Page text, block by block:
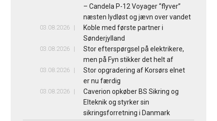
– Candela P-12 Voyager “flyver”
næsten lydløst og jævn over vandet
03.08.2026
Koble med første partner i
Sønderjylland
03.08.2026
Stor efterspørgsel på elektrikere,
men på Fyn stikker det helt af
03.08.2026
Stor opgradering af Korsørs elnet
er nu færdig
03.08.2026
Caverion opkøber BS Sikring og
Elteknik og styrker sin
sikringsforretning i Danmark